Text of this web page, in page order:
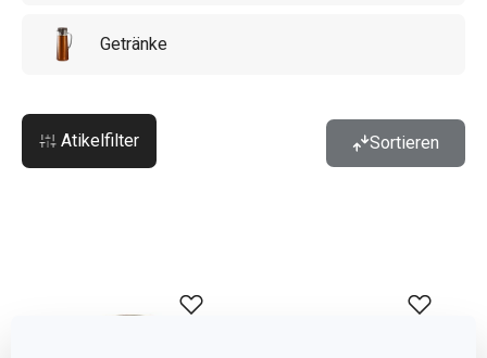
Getränke
Atikelfilter Sortieren